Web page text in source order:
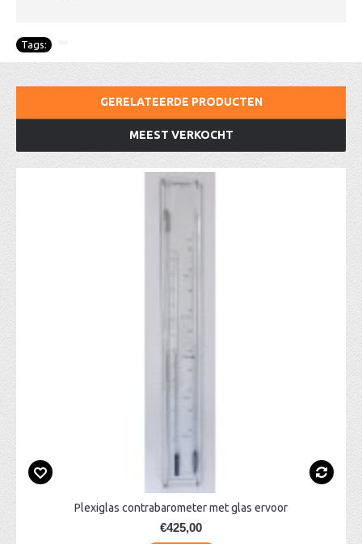
Tags:
GERELATEERDE PRODUCTEN
MEEST VERKOCHT
Plexiglas contrabarometer met glas ervoor
€425,00